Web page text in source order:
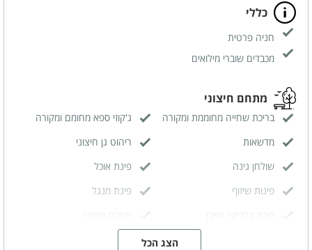
כללי
חניה פרטית
מכבדים שוברי מילואים
מתחם חיצוני
בריכת שחייה מחוממת ומקורה
ג'קוזי ספא מחומם ומקורה
מדשאות
ריהוט גן חיצוני
שולחן גינה
פינת אוכל
פינות שיזוף
פינת מנגל
הצג הכל